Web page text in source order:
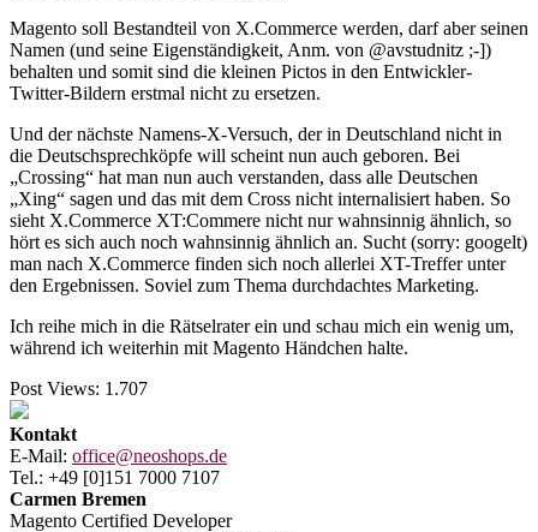
Magento soll Bestandteil von X.Commerce werden, darf aber seinen
Namen (und seine Eigenständigkeit, Anm. von @avstudnitz ;-])
behalten und somit sind die kleinen Pictos in den Entwickler-
Twitter-Bildern erstmal nicht zu ersetzen.
Und der nächste Namens-X-Versuch, der in Deutschland nicht in
die Deutschsprechköpfe will scheint nun auch geboren. Bei
„Crossing“ hat man nun auch verstanden, dass alle Deutschen
„Xing“ sagen und das mit dem Cross nicht internalisiert haben. So
sieht X.Commerce XT:Commere nicht nur wahnsinnig ähnlich, so
hört es sich auch noch wahnsinnig ähnlich an. Sucht (sorry: googelt)
man nach X.Commerce finden sich noch allerlei XT-Treffer unter
den Ergebnissen. Soviel zum Thema durchdachtes Marketing.
Ich reihe mich in die Rätselrater ein und schau mich ein wenig um,
während ich weiterhin mit Magento Händchen halte.
Post Views: 1.707
Kontakt
E-Mail: office@neoshops.de
Tel.: +49 [0]151 7000 7107
Carmen Bremen
Magento Certified Developer